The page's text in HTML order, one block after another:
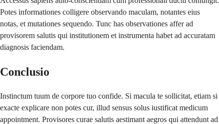
Potes informationes colligere observando maculam, notantes eius
notas, et mutationes sequendo. Tunc has observationes affer ad
provisorem salutis qui institutionem et instrumenta habet ad accuratam
diagnosis faciendam.
Conclusio
Instinctum tuum de corpore tuo confide. Si macula te sollicitat, etiam si
exacte explicare non potes cur, illud sensus solus iustificat medicum
appointment. Provisores curae salutis aestimant aegros qui attendunt ad